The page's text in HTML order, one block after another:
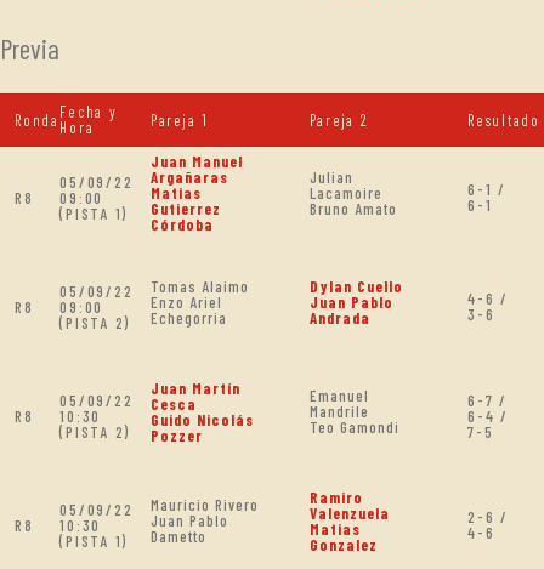
Previa
Ronda Fecha y
Hora
Pareja 1 Pareja 2 Resultado
R8
05/09/22
09:00
(PISTA 1)
Juan Manuel
Argañaras
Matias
Gutierrez
Córdoba
Julian
Lacamoire
Bruno Amato
6-1 /
6-1
R8
05/09/22
09:00
(PISTA 2)
Tomas Alaimo
Enzo Ariel
Echegorria
Dylan Cuello
Juan Pablo
Andrada
4-6 /
3-6
R8
05/09/22
10:30
(PISTA 2)
Juan Martín
Cesca
Guido Nicolás
Pozzer
Emanuel
Mandrile
Teo Gamondi
6-7 /
6-4 /
7-5
R8
05/09/22
10:30
(PISTA 1)
Mauricio Rivero
Juan Pablo
Dametto
Ramiro
Valenzuela
Matias
Gonzalez
2-6 /
4-6